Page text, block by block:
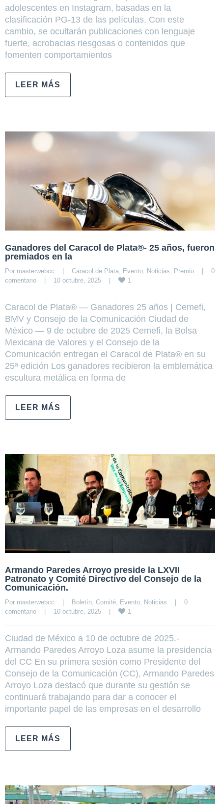
adolescentes en Instagram, basadas en la
clasificación PG-13 de las películas. Con este
cambio, se ocultarán publicaciones con lenguaje
fuerte, acrobacias riesgosas o contenidos que
fomenten comportamientos
LEER MÁS
Ganadores del Caracol de Plata®- 25 años, fueron
premiados en la
Por masterwebcc | Caracol de Plata Evento Noticias Premio |
0
comentario
| 10 octubre, 2025 | 1
Caracol de Plata® — Ganadores 25 años | Cemefi,
BMV y Consejo de la Comunicación Ciudad de
México — 9 de octubre de 2025 Cemefi, la Bolsa
Mexicana de Valores y el Consejo de la
Comunicación entregan el Caracol de Plata® en su
25ª edición Los ganadores recibieron la emblemática
escultura metálica en forma de
LEER MÁS
Armando Paredes Arroyo preside la LXVII
Patronato y Comité Directivo del Consejo de la
Comunicación.
Por masterwebcc Boletín, Comité, Evento, Noticias
0
comentario
10 octubre, 2025 1
Ciudad de México a 10 de octubre de 2025.-
Armando Paredes Arroyo Loza asume la presidencia
del CC En su primera sesión como Presidente del
Consejo de la Comunicación (CC), Armando Paredes
Arroyo Loza destacó que durante su gestión se
continuará trabajando para dar a conocer el
importante papel de las empresas en el desarrollo
LEER MÁS